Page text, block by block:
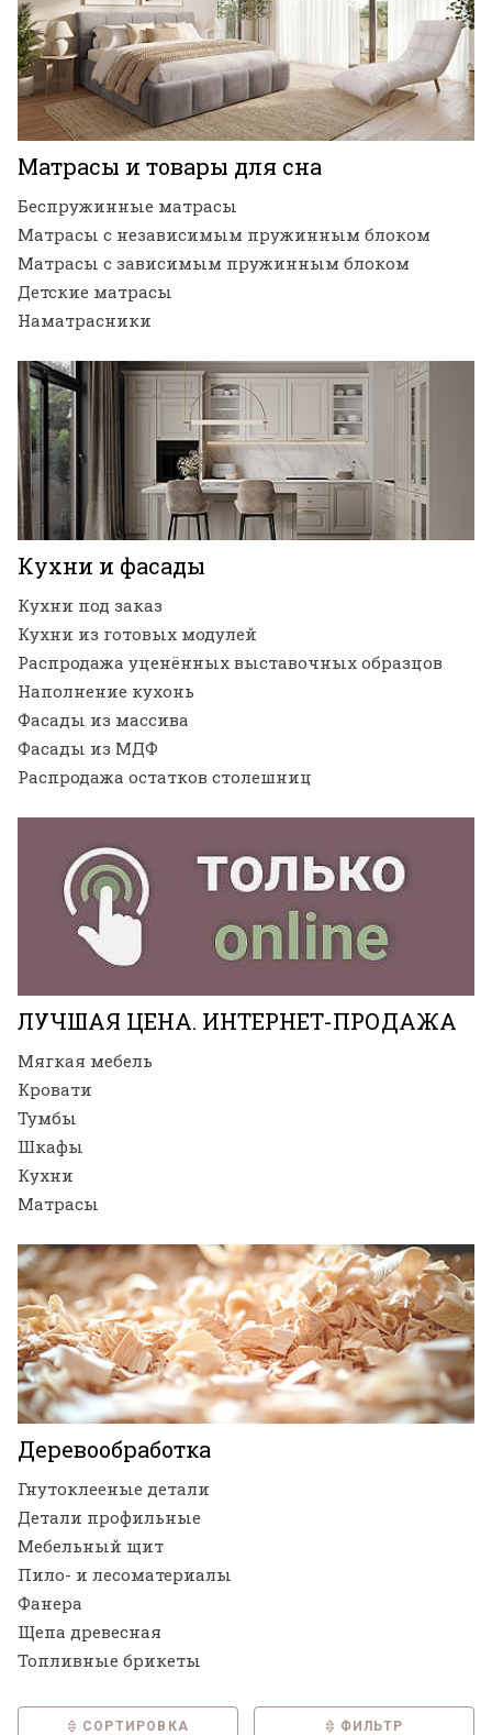
Матрасы и товары для сна
Беспружинные матрасы
Матрасы с независимым пружинным блоком
Матрасы с зависимым пружинным блоком
Детские матрасы
Наматрасники
Кухни и фасады
Кухни под заказ
Кухни из готовых модулей
Распродажа уценённых выставочных образцов
Наполнение кухонь
Фасады из массива
Фасады из МДФ
Распродажа остатков столешниц
ЛУЧШАЯ ЦЕНА. ИНТЕРНЕТ-ПРОДАЖА
Мягкая мебель
Кровати
Тумбы
Шкафы
Кухни
Матрасы
Деревообработка
Гнутоклееные детали
Детали профильные
Мебельный щит
Пило- и лесоматериалы
Фанера
Щепа древесная
Топливные брикеты
СОРТИРОВКА ФИЛЬТР